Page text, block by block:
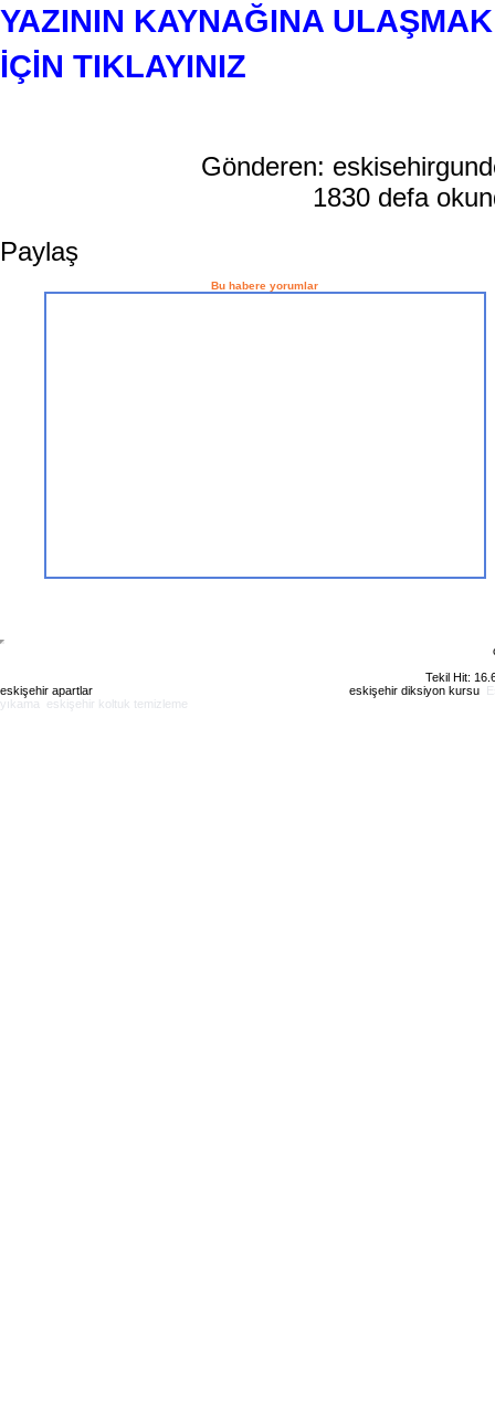
YAZININ KAYNAĞINA ULAŞMAK
İÇİN TIKLAYINIZ
Gönderen:
1830 defa
Paylaş
Bu habere yorumlar
Tekil Hit:
eskişehir apartlar
eskişehir diksiyon kursu
yıkama
eskişehir koltuk temizleme